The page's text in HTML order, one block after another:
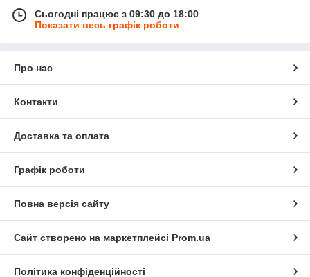
Сьогодні працює з 09:30 до 18:00
Показати весь графік роботи
Про нас
Контакти
Доставка та оплата
Графік роботи
Повна версія сайту
Сайт створено на маркетплейсі Prom.ua
Політика конфіденційності